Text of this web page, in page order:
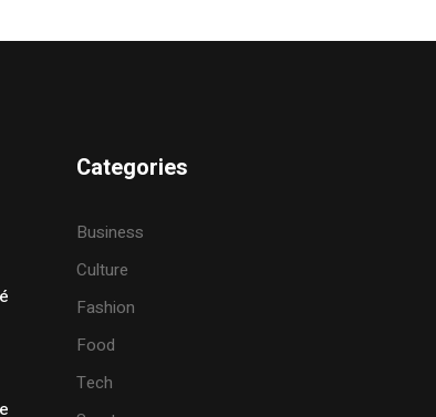
Categories
Business
Culture
Fashion
Food
Tech